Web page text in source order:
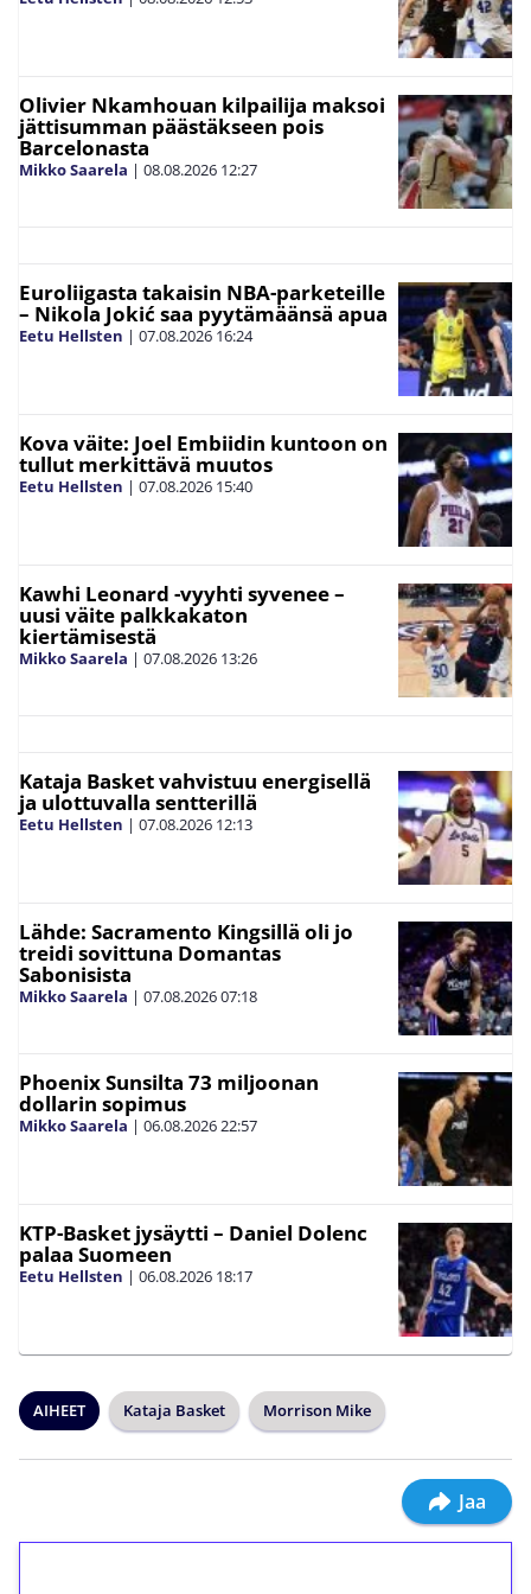
Olivier Nkamhouan kilpailija maksoi
jättisumman päästäkseen pois
Barcelonasta
Mikko Saarela | 08.08.2026 12:27
Euroliigasta takaisin NBA-parketeille
– Nikola Jokić saa pyytämäänsä apua
Eetu Hellsten | 07.08.2026 16:24
Kova väite: Joel Embiidin kuntoon on
tullut merkittävä muutos
Eetu Hellsten | 07.08.2026 15:40
Kawhi Leonard -vyyhti syvenee –
uusi väite palkkakaton
kiertämisestä
Mikko Saarela | 07.08.2026 13:26
Kataja Basket vahvistuu energisellä
ja ulottuvalla sentterillä
Eetu Hellsten | 07.08.2026 12:13
Lähde: Sacramento Kingsillä oli jo
treidi sovittuna Domantas
Sabonisista
Mikko Saarela | 07.08.202607:18
Phoenix Sunsilta 73 miljoonan
dollarin sopimus
Mikko Saarela | 06.08.202622:57
KTP-Basket jysäytti – Daniel Dolenc
palaa Suomeen
Eetu Hellsten | 06.08.2026 18:17
AIHEET Kataja Basket Morrison Mike
Jaa